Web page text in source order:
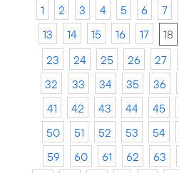
1 2 3 4 5 6 7
13
14 15 16 17 18
23
24 25 26 27
32
33 34 35 36
41
42 43 44 45
50
51 52 53 54
59
60 61 62 63